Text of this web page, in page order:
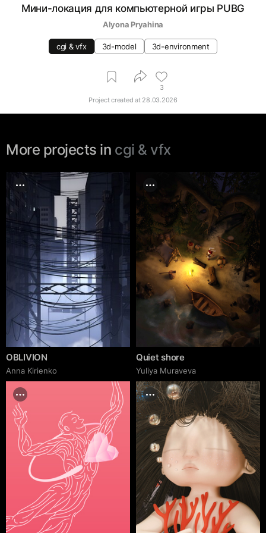
Мини-локация для компьютерной игры PUBG
Alyona Pryahina
cgi & vfx 3d-model 3d-environment
3
Project created at 28.03.2026
More projects in cgi & vfx
OBLIVION
Anna Kirienko
Quiet shore
Yuliya Muraveva